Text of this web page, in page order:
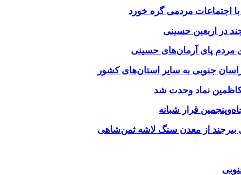
در اربعین حسینی
قرار شبانه
بیرجند از معدن سنگ لاشه ثمن‌شاهی